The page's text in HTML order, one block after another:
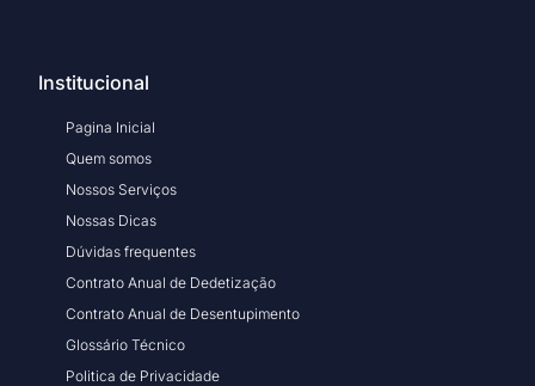
Institucional
Pagina Inicial
Quem somos
Nossos Serviços
Nossas Dicas
Dúvidas frequentes
Contrato Anual de Dedetização
Contrato Anual de Desentupimento
Glossário Técnico
Politica de Privacidade